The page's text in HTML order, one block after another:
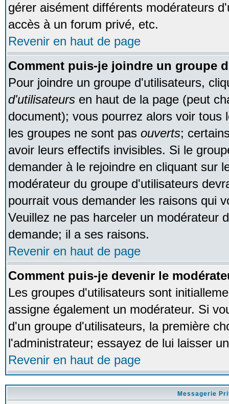
gérer aisément différents modérateurs
accès à un forum privé, etc.
Revenir en haut de page
Comment puis-je joindre un groupe
Pour joindre un groupe d'utilisateurs,
d'utilisateurs en haut de la page (peut
document); vous pourrez alors voir tous
les groupes ne sont pas ouverts;
avoir leurs effectifs invisibles. Si le
demander à le rejoindre en cliquant sur
modérateur du groupe d'utilisateurs
pourrait vous demander les raisons qui
Veuillez ne pas harceler un modérateur
demande; il a ses raisons.
Revenir en haut de page
Comment puis-je devenir le
Les groupes d'utilisateurs sont
assigne également un modérateur. Si
d'un groupe d'utilisateurs, la première
l'administrateur; essayez de lui laisser
Revenir en haut de page
Messagerie